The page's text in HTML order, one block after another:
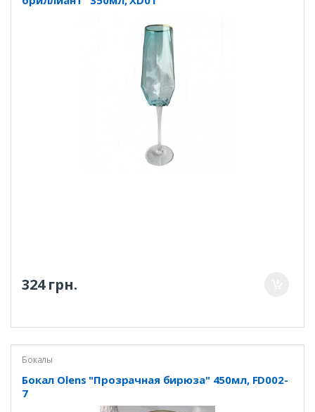
324 грн.
Бокалы
Бокал Olens "Прозрачная бирюза" 450мл, FD002-
7